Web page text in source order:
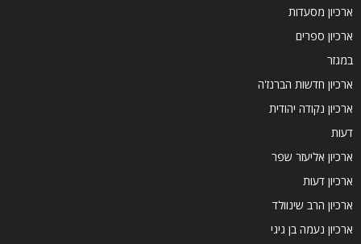
ארכיון מסעדות
ארכיון ספרים
במגזר
ארכיון חדשות הברנז'ה
ארכיון נקודה יהודית
דעות
ארכיון אליעזר שפר
ארכיון דעות
ארכיון הרב שינוולד
ארכיון נעמה בן גיגי